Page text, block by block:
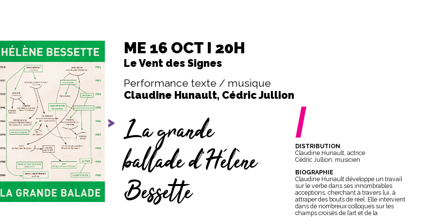
Next
ME 16 OCT I 20H
Le Vent des Signes
Performance texte / musique
Claudine Hunault, Cédric Jullion
La grande
ballade d’Hélène
Bessette
/
DISTRIBUTION
Claudine Hunault, actrice
Cédric Jullion, musicien
BIOGRAPHIE
Claudine Hunault développe un travail
sur le verbe dans ses innombrables
acceptions, cherchant à travers lui, à
attraper des bouts de réel. Elle intervient
dans de nombreux colloques sur les
champs croisés de l’art et de la